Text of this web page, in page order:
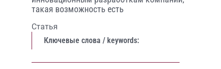
такая возможность есть
Статья
Ключевые слова / keywords: